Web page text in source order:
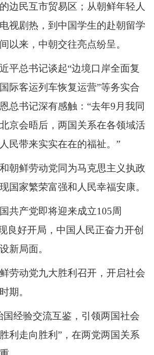
边民互市贸易区；从朝鲜年轻人
视剧热，到中国学生的赴朝留学
来，中朝交往亮点纷呈。
平总书记谈起“边境口岸全面复
际客运列车恢复运营”等务实合
总书记深有感触：“去年9月我同
京会晤后，两国关系在各领域活
民带来实实在在的福祉。”
朝鲜劳动党同为马克思主义执政
国家繁荣富强和人民幸福安康。
共产党即将迎来成立105周
良好开局，中国人民正奋力开创
新局面。
劳动党九大胜利召开，开启社会
期。
国经验交流互鉴，引领两国社会
利走向胜利”，在两党两国关系